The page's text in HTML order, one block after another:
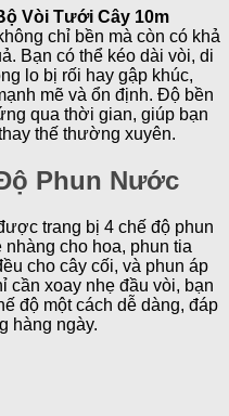
Vòi Tưới Cây 10m
chỉ bền mà còn có khả
Bạn có thể kéo dài vòi, di
lo bị rối hay gập khúc,
mẽ và ổn định. Độ bền
qua thời gian, giúp bạn
thế thường xuyên.
Phun Nước
trang bị 4 chế độ phun
cho hoa, phun tia
cho cây cối, và phun áp
cần xoay nhẹ đầu vòi, bạn
độ một cách dễ dàng, đáp
hàng ngày.